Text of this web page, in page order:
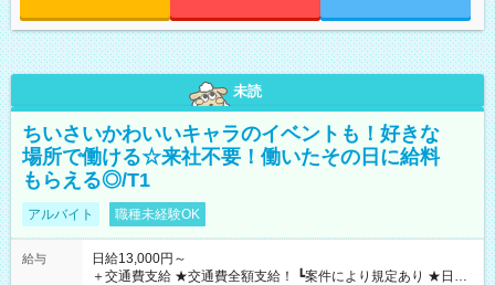
未読
ちいさいかわいいキャラのイベントも！好きな
場所で働ける☆来社不要！働いたその日に給料
もらえる◎/T1
アルバイト 職種未経験OK
給与
日給13,000円～
＋交通費支給 ★交通費全額支給！ ┗案件により規定あり ★日払